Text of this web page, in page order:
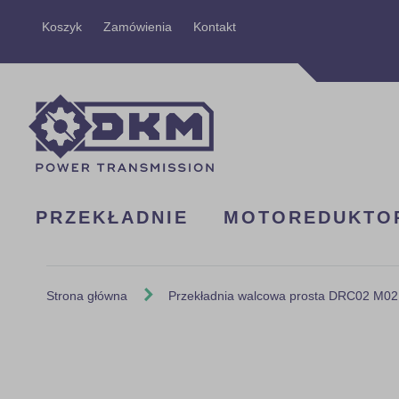
Koszyk Zamówienia KontaktPrzejdź
PRZEKŁADNIE
Strona główna Przekładnia walcowa prosta DRC02